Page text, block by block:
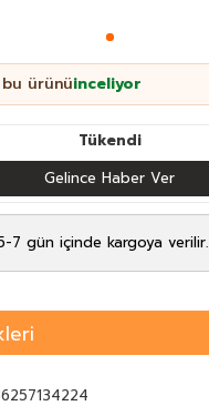
ürünüinceliyor
Tükendi
Gelince Haber Ver
7 gün içinde kargoya verilir.